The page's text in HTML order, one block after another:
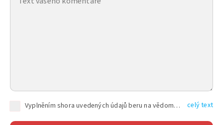
Vyplněním shora uvedených údajů beru na vědomí, že společnost TEXT FACTORY s.r.o., sídlem Brno, Durďákova 336/29, Černá Pole, PSČ: 613 00, IČ: 06157831, zapsané u Krajského soudu v Brně, oddíl C, vložka 100399, bude zpracovávat mé osobní údaje uvedené v rámci mnou vyplněného registračního formuláře na základě oprávněných zájmů TEXT FACTORY s.r.o. dle čl. 6 odst. 1 písm. f) GDPR a pro splnění právních povinností (čl. 6 odst. 1 písm. c) GDPR), a to pro tyto účely: nezbytnost zajistit oprávnění návštěvníka webových stránek provozovaných společností TEXT FACTORY s.r.o. přispívat aktivně ke zveřejněným článkům nebo v rámci diskusních fór a výkon práv TEXT FACTORY s.r.o. jako administrátora těchto diskusních fór. Více informací o zpracování osobních údajů a právech lze nalézt v celý text